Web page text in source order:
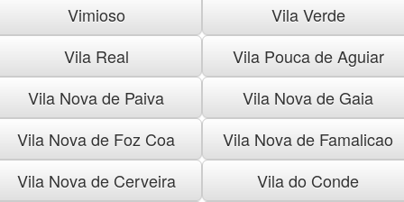
Vimioso
Vila Verde
Vila Real
Vila Pouca de Aguiar
Vila Nova de Paiva
Vila Nova de Gaia
Vila Nova de Foz Coa
Vila Nova de Famalicao
Vila Nova de Cerveira
Vila do Conde